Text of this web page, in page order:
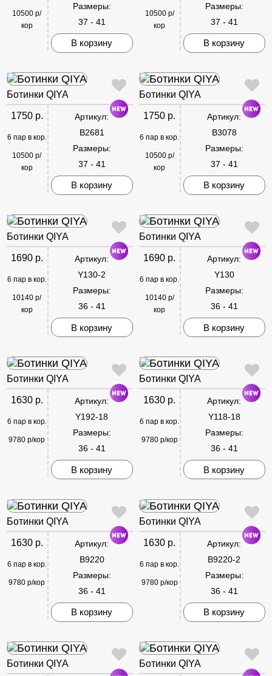
10500 р/
кор
Размеры:
37 - 41
В корзину
10500 р/
кор
Размеры:
37 - 41
В корзину
Ботинки QIYA
1750 р.
6 пар в кор.
10500 р/
кор
Артикул:
B2681
Размеры:
37 - 41
В корзину
Ботинки QIYA
1750 р.
6 пар в кор.
10500 р/
кор
Артикул:
B3078
Размеры:
37 - 41
В корзину
Ботинки QIYA
1690 р.
6 пар в кор.
10140 р/
кор
Артикул:
Y130-2
Размеры:
36 - 41
В корзину
Ботинки QIYA
1690 р.
6 пар в кор.
10140 р/
кор
Артикул:
Y130
Размеры:
36 - 41
В корзину
Ботинки QIYA
1630 р.
6 пар в кор.
9780 р/кор
Артикул:
Y192-18
Размеры:
36 - 41
В корзину
Ботинки QIYA
1630 р.
6 пар в кор.
9780 р/кор
Артикул:
Y118-18
Размеры:
36 - 41
В корзину
Ботинки QIYA
1630 р.
6 пар в кор.
9780 р/кор
Артикул:
B9220
Размеры:
36 - 41
В корзину
Ботинки QIYA
1630 р.
6 пар в кор.
9780 р/кор
Артикул:
B9220-2
Размеры:
36 - 41
В корзину
Ботинки QIYA Ботинки QIYA